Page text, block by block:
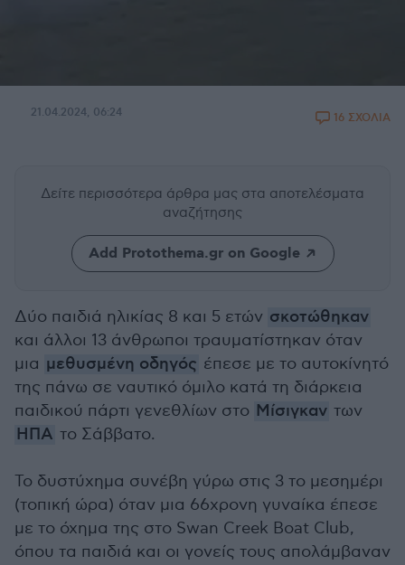
21.04.2024, 06:24 16 ΣΧΟΛΙΑ
Δείτε περισσότερα άρθρα μας στα αποτελέσματα
αναζήτησης
Add Protothema.gr on Google
Δύο παιδιά ηλικίας 8 και 5 ετών σκοτώθηκαν
και άλλοι 13 άνθρωποι τραυματίστηκαν όταν
μια μεθυσμένη οδηγός έπεσε με το αυτοκίνητό
της πάνω σε ναυτικό όμιλο κατά τη διάρκεια
παιδικού πάρτι γενεθλίων στο Μίσιγκαν των
ΗΠΑ το Σάββατο.
Το δυστύχημα συνέβη γύρω στις 3 το μεσημέρι
(τοπική ώρα) όταν μια 66χρονη γυναίκα έπεσε
με το όχημα της στο Swan Creek Boat Club,
όπου τα παιδιά και οι γονείς τους απολάμβαναν